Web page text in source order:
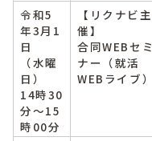
令和5
年3月1
日
（水曜
日）
14時30
分～15
時00分
【リクナビ主
催】
合同WEBセミ
ナー（就活
WEBライブ）